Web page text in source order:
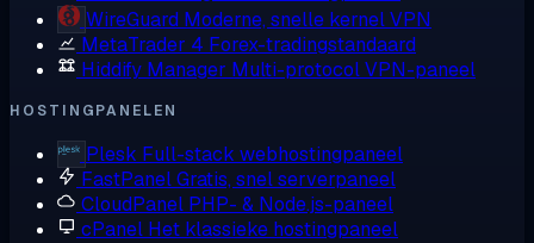
WireGuard Moderne, snelle kernel VPN
MetaTrader 4 Forex-tradingstandaard
Hiddify Manager Multi-protocol VPN-paneel
HOSTINGPANELEN
Plesk Full-stack webhostingpaneel
FastPanelGratis, snel serverpaneel
CloudPanel PHP- & Node.js-paneel
cPanel Het klassieke hostingpaneel